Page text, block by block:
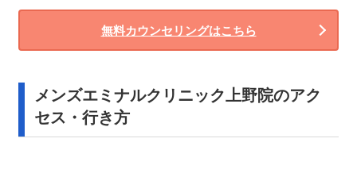
無料カウンセリングはこちら
メンズエミナルクリニック上野院のアク
セス・行き方